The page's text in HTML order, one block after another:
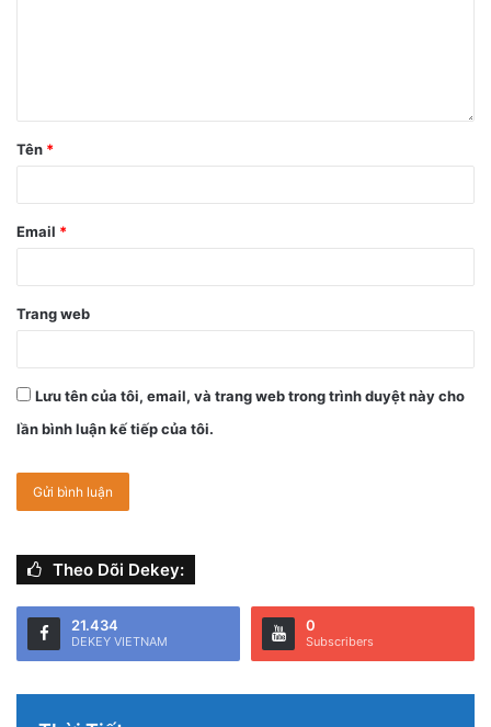
danh sách được phép cập nhật lại hay chưa.
Sao lưu dữ liệu:Luôn sao lưu dữ liệu qua iCloud hoặc
rủi ro.
Tên *
Email *
Trang web
Lưu tên của tôi, email, và trang web trong trình duyệt này cho
lần bình luận kế tiếp của tôi.
Theo Dõi Dekey:
21.434
DEKEY VIETNAM
0
Subscribers